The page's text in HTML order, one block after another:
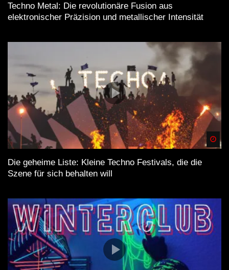
Techno Metal: Die revolutionäre Fusion aus
elektronischer Präzision und metallischer Intensität
Die geheime Liste: Kleine Techno Festivals, die die
Szene für sich behalten will